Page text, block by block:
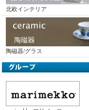
北欧インテリア
陶磁器/グラス